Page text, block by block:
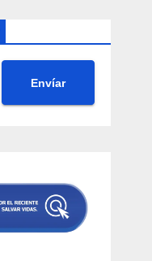
Envíar